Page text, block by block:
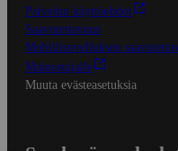
Palvelun käyttöehdot
Saavutettavuus
Mobiilisovelluksen
Mainostajalle
Muuta evästeasetuksia